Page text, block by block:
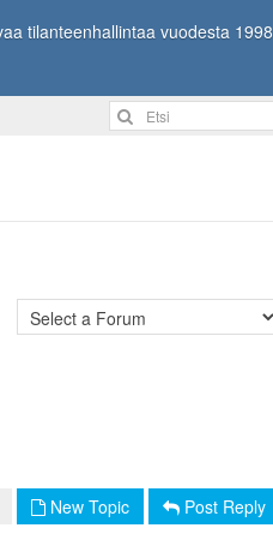
tilanteenhallintaa vuodesta 1998
New Topic Post Reply